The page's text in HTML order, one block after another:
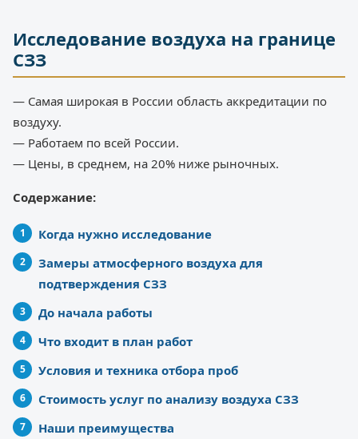
Исследование воздуха на границе
СЗЗ
— Самая широкая в России область аккредитации по
воздуху.
— Работаем по всей России.
— Цены, в среднем, на 20% ниже рыночных.
Содержание:
Когда нужно исследование
Замеры атмосферного воздуха для
подтверждения СЗЗ
До начала работы
Что входит в план работ
Условия и техника отбора проб
Стоимость услуг по анализу воздуха СЗЗ
Наши преимущества